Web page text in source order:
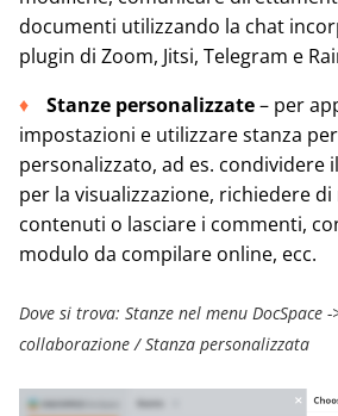
documenti utilizzando la chat
plugin di Zoom, Jitsi, Telegram e
Stanze personalizzate– per
impostazioni e utilizzare stanza
personalizzato, ad es. condividere
per la visualizzazione, richiedere
contenuti o lasciare i commenti,
modulo da compilare online, ecc.
Dove si trova: Stanze nel menu DocSpace
collaborazione / Stanza personalizzata